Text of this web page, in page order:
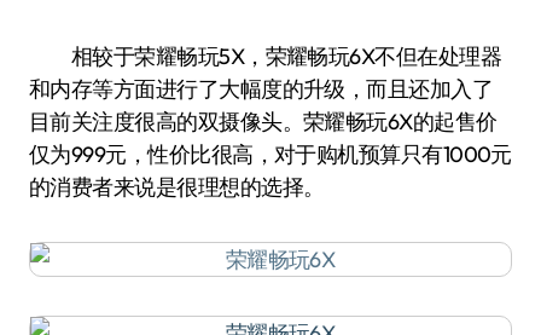
相较于荣耀畅玩5X，荣耀畅玩6X不但在处理器
和内存等方面进行了大幅度的升级，而且还加入了
目前关注度很高的双摄像头。荣耀畅玩6X的起售价
仅为999元，性价比很高，对于购机预算只有1000元
的消费者来说是很理想的选择。